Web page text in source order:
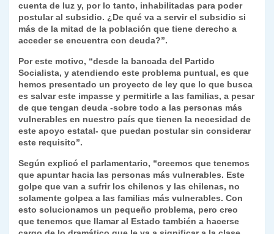
cuenta de luz y, por lo tanto, inhabilitadas para poder
postular al subsidio. ¿De qué va a servir el subsidio si
más de la mitad de la población que tiene derecho a
acceder se encuentra con deuda?”.
Por este motivo, “desde la bancada del Partido
Socialista, y atendiendo este problema puntual, es que
hemos presentado un proyecto de ley que lo que busca
es salvar este impasse y permitirle a las familias, a pesar
de que tengan deuda -sobre todo a las personas más
vulnerables en nuestro país que tienen la necesidad de
este apoyo estatal- que puedan postular sin considerar
este requisito”.
Según explicó el parlamentario, “creemos que tenemos
que apuntar hacia las personas más vulnerables. Este
golpe que van a sufrir los chilenos y las chilenas, no
solamente golpea a las familias más vulnerables. Con
esto solucionamos un pequeño problema, pero creo
que tenemos que llamar al Estado también a hacerse